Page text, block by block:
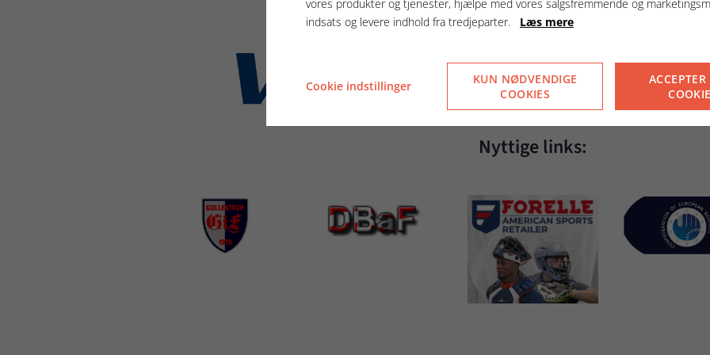
Nyttige links:
vores produkter og tjenester, hjælpe med vores salgsfremmende og
indsats og levere indhold fra tredjeparter. Læs mere
Cookie indstillinger
KUN NØDVENDIGE
COOKIES